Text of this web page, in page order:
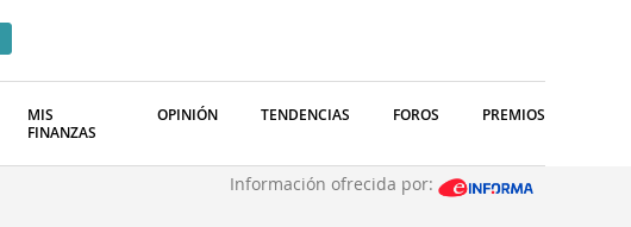
MIS
FINANZAS
OPINIÓN TENDENCIAS FOROS PREMIOS
Información ofrecida por: